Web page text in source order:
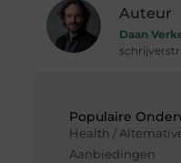
Populaire
Health /
Aanbiedingen
Auteur
Daan